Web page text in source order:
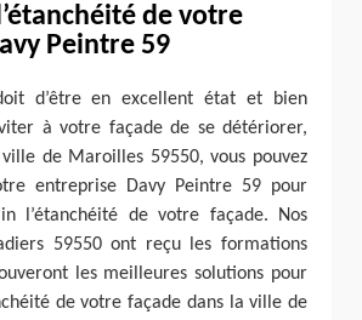
de votre
Peintre 59
d’être en excellent état et bien
à votre façade de se détériorer,
de Maroilles 59550, vous pouvez
entreprise Davy Peintre 59 pour
l’étanchéité de votre façade. Nos
59550 ont reçu les formations
les meilleures solutions pour
de votre façade dans la ville de